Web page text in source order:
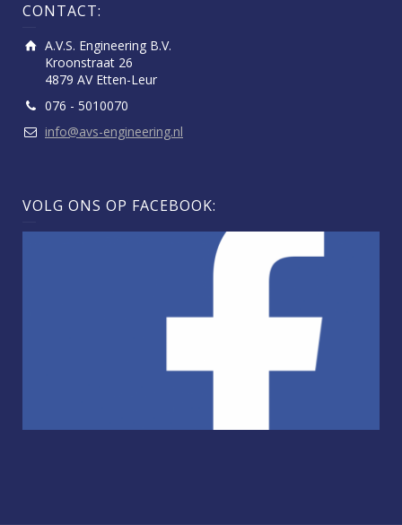
CONTACT:
A.V.S. Engineering B.V.
Kroonstraat 26
4879 AV Etten-Leur
076 - 5010070
info@avs-engineering.nl
VOLG ONS OP FACEBOOK: